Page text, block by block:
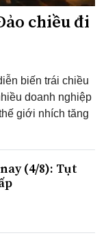
chiều đi
biến trái chiều
doanh nghiệp
giới nhích tăng
(4/8): Tụt